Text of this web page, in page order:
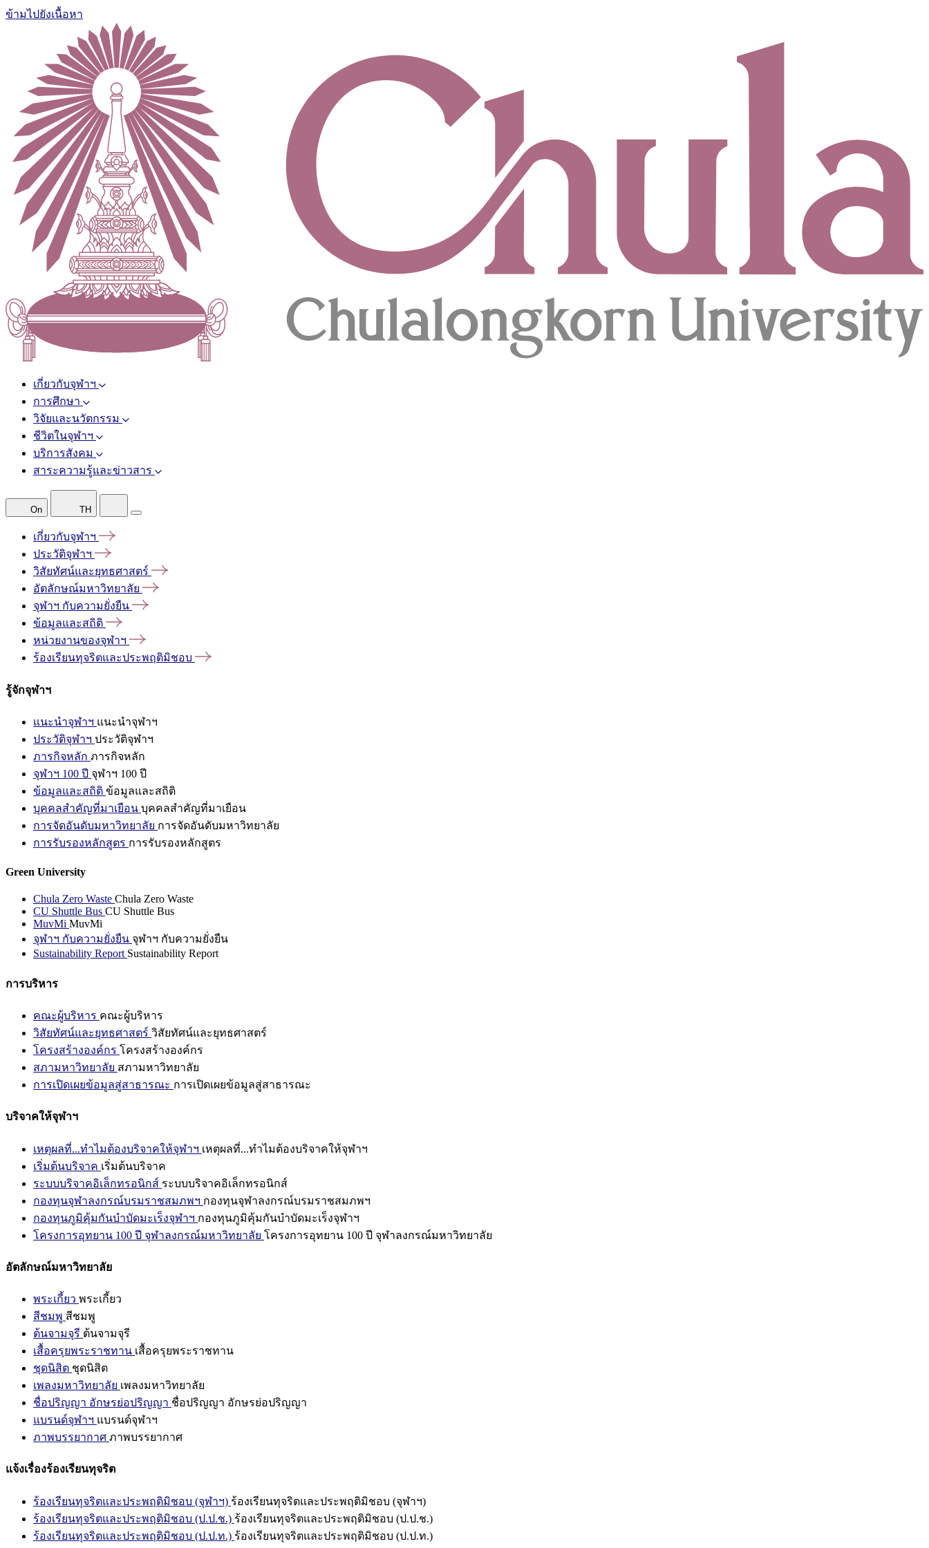
ข้ามไปยังเนื้อหา
เกี่ยวกับจุฬาฯ
การศึกษา
วิจัยและนวัตกรรม
ชีวิตในจุฬาฯ
บริการสังคม
สาระความรู้และข่าวสาร
On TH
เกี่ยวกับจุฬาฯ
ประวัติจุฬาฯ
วิสัยทัศน์และยุทธศาสตร์
อัตลักษณ์มหาวิทยาลัย
จุฬาฯ กับความยั่งยืน
ข้อมูลและสถิติ
หน่วยงานของจุฬาฯ
ร้องเรียนทุจริตและประพฤติมิชอบ
รู้จักจุฬาฯ
แนะนำจุฬาฯ แนะนำจุฬาฯ
ประวัติจุฬาฯ ประวัติจุฬาฯ
ภารกิจหลัก ภารกิจหลัก
จุฬาฯ 100 ปี จุฬาฯ 100 ปี
ข้อมูลและสถิติ ข้อมูลและสถิติ
บุคคลสำคัญที่มาเยือน บุคคลสำคัญที่มาเยือน
การจัดอันดับมหาวิทยาลัย การจัดอันดับมหาวิทยาลัย
การรับรองหลักสูตร การรับรองหลักสูตร
Green University
Chula Zero Waste Chula Zero Waste
CU Shuttle Bus CU Shuttle Bus
MuvMi MuvMi
จุฬาฯ กับความยั่งยืน จุฬาฯ กับความยั่งยืน
Sustainability Report Sustainability Report
การบริหาร
คณะผู้บริหาร คณะผู้บริหาร
วิสัยทัศน์และยุทธศาสตร์ วิสัยทัศน์และยุทธศาสตร์
โครงสร้างองค์กร โครงสร้างองค์กร
สภามหาวิทยาลัย สภามหาวิทยาลัย
การเปิดเผยข้อมูลสู่สาธารณะ การเปิดเผยข้อมูลสู่สาธารณะ
บริจาคให้จุฬาฯ
เหตุผลที่...ทำไมต้องบริจาคให้จุฬาฯ เหตุผลที่...ทำไมต้องบริจาคให้จุฬาฯ
เริ่มต้นบริจาค เริ่มต้นบริจาค
ระบบบริจาคอิเล็กทรอนิกส์ ระบบบริจาคอิเล็กทรอนิกส์
กองทุนจุฬาลงกรณ์บรมราชสมภพฯ กองทุนจุฬาลงกรณ์บรมราชสมภพฯ
กองทุนภูมิคุ้มกันบำบัดมะเร็งจุฬาฯ กองทุนภูมิคุ้มกันบำบัดมะเร็งจุฬาฯ
โครงการอุทยาน 100 ปี จุฬาลงกรณ์มหาวิทยาลัย โครงการอุทยาน 100 ปี จุฬาลงกรณ์มหาวิทยาลัย
อัตลักษณ์มหาวิทยาลัย
พระเกี้ยว พระเกี้ยว
สีชมพู สีชมพู
ต้นจามจุรี ต้นจามจุรี
เสื้อครุยพระราชทาน เสื้อครุยพระราชทาน
ชุดนิสิต ชุดนิสิต
เพลงมหาวิทยาลัย เพลงมหาวิทยาลัย
ชื่อปริญญา อักษรย่อปริญญา ชื่อปริญญา อักษรย่อปริญญา
แบรนด์จุฬาฯ แบรนด์จุฬาฯ
ภาพบรรยากาศ ภาพบรรยากาศ
แจ้งเรื่องร้องเรียนทุจริต
ร้องเรียนทุจริตและประพฤติมิชอบ (จุฬาฯ) ร้องเรียนทุจริตและประพฤติมิชอบ (จุฬาฯ)
ร้องเรียนทุจริตและประพฤติมิชอบ (ป.ป.ช.) ร้องเรียนทุจริตและประพฤติมิชอบ (ป.ป.ช.)
ร้องเรียนทุจริตและประพฤติมิชอบ (ป.ป.ท.) ร้องเรียนทุจริตและประพฤติมิชอบ (ป.ป.ท.)